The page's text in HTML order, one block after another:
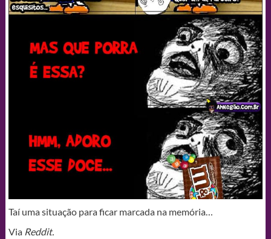
Taí uma situação para ficar marcada na memória…
Via Reddit.